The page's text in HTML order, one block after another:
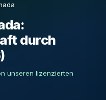
durch
unseren lizenzierten